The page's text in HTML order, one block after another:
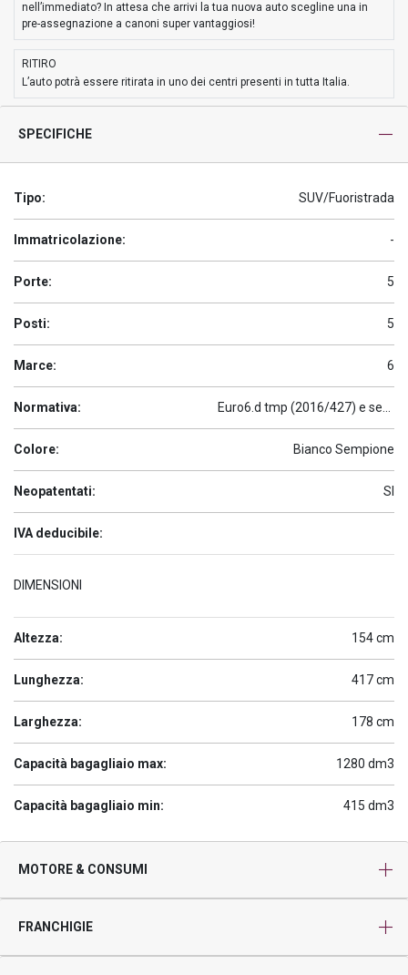
nell’immediato? In attesa che arrivi la tua nuova auto scegline una in
pre-assegnazione a canoni super vantaggiosi!
RITIRO
L’auto potrà essere ritirata in uno dei centri presenti in tutta Italia.
SPECIFICHE
Tipo: SUV/Fuoristrada
Immatricolazione: -
Porte: 5
Posti: 5
Marce: 6
Normativa:
Colore: Bianco Sempione
Neopatentati: SI
IVA deducibile:
DIMENSIONI
Altezza: 154 cm
Lunghezza: 417 cm
Larghezza: 178 cm
Capacità bagagliaio max: 1280 dm3
Capacità bagagliaio min: 415 dm3
MOTORE & CONSUMI
FRANCHIGIE